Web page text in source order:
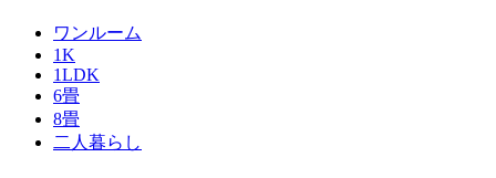
ワンルーム
1K
1LDK
6畳
8畳
二人暮らし